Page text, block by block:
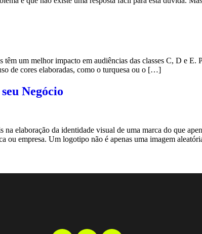
um melhor impacto em audiências das classes C, D e E.
de cores elaboradas, como o turquesa ou o […]
Negócio
elaboração da identidade visual de uma marca do que
ou empresa. Um logotipo não é apenas uma imagem